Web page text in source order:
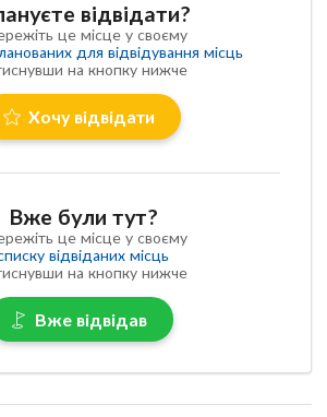
відвідати?
це місце у своєму
для відвідування місць
на кнопку нижче
Хочу відвідати
Вже були тут?
це місце у своєму
відвіданих місць
на кнопку нижче
Вже відвідав